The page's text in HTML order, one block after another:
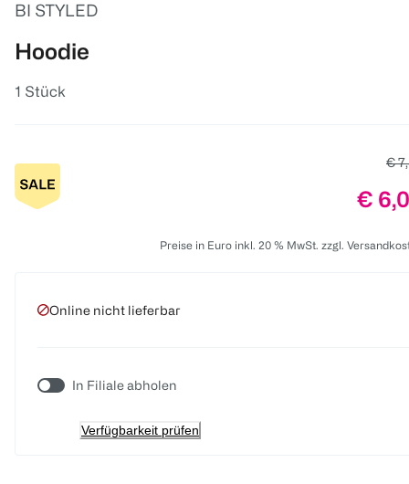
BI STYLED
Hoodie
1 Stück
€
€
Preise in Euro inkl. 20 % MwSt. zzgl.
Online nicht lieferbar
In Filiale abholen
Verfügbarkeit prüfen